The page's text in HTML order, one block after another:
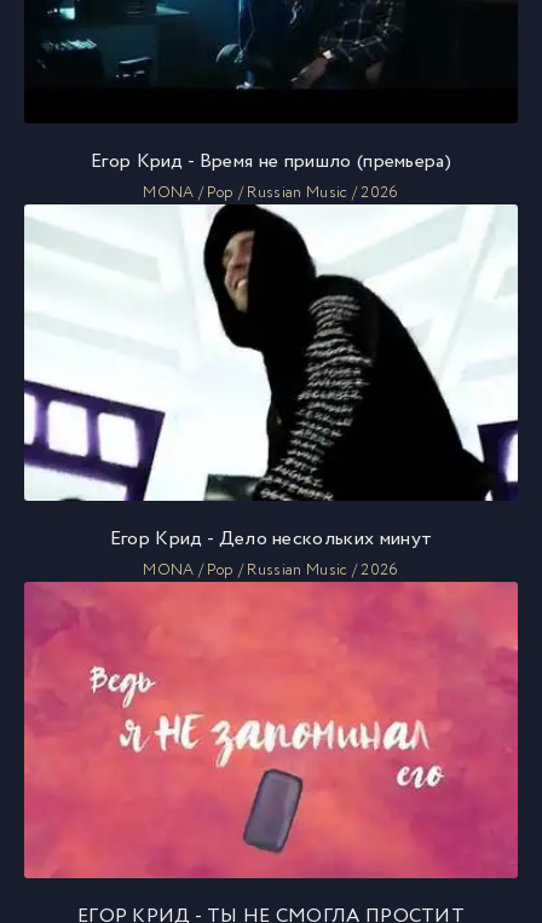
Егор Крид - Время не пришло (премьера)
MONA / Pop / Russian Music / 2026
Егор Крид - Дело нескольких минут
MONA / Pop / Russian Music / 2026
ЕГОР КРИД - ТЫ НЕ СМОГЛА ПРОСТИТ